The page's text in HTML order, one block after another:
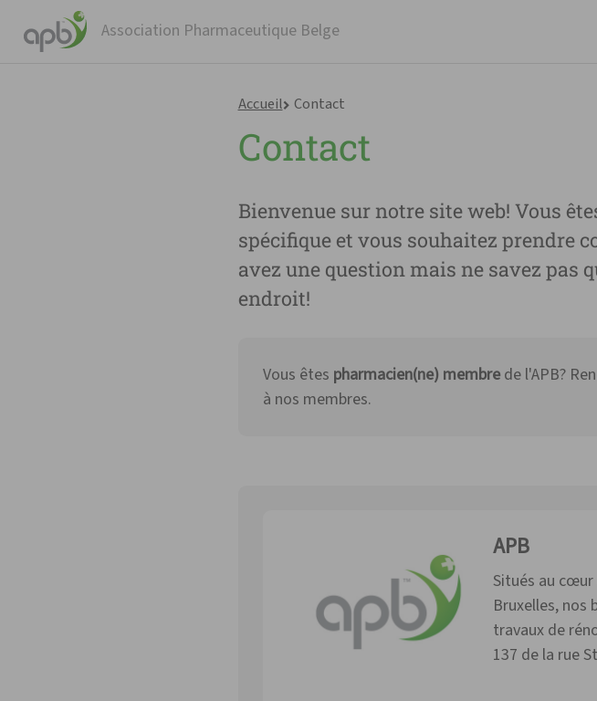
Association Pharmaceutique Belge
Accueil Contact
Contact
Bienvenue sur notre site web! Vous
spécifique et vous souhaitez prendre
avez une question mais ne savez pas
endroit!
Vous êtes pharmacien(ne) membre de l'APB?
à nos membres.
APB
Situés au cœur
Bruxelles,
travaux de
137 de la rue
Que